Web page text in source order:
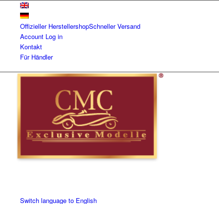
Offizieller HerstellershopSchneller Versand
Account Log in
Kontakt
Für Händler
Switch language to English